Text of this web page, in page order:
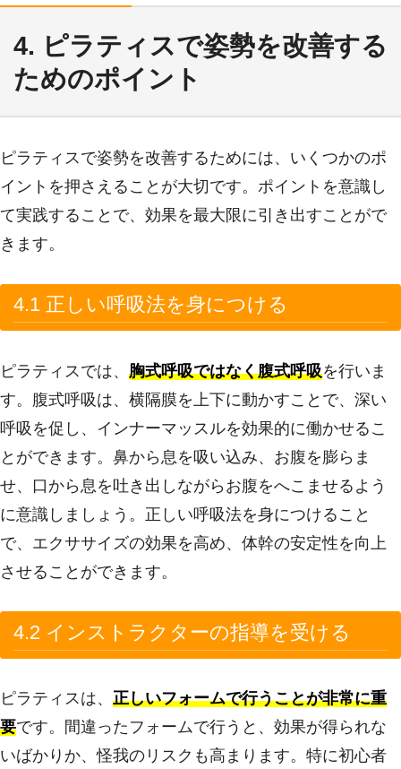
4. ピラティスで姿勢を改善する
ためのポイント
ピラティスで姿勢を改善するためには、いくつかのポ
イントを押さえることが大切です。ポイントを意識し
て実践することで、効果を最大限に引き出すことがで
きます。
4.1 正しい呼吸法を身につける
ピラティスでは、 胸式呼吸ではなく腹式呼吸を行いま
す。腹式呼吸は、横隔膜を上下に動かすことで、深い
呼吸を促し、インナーマッスルを効果的に働かせるこ
とができます。鼻から息を吸い込み、お腹を膨らま
せ、口から息を吐き出しながらお腹をへこませるよう
に意識しましょう。正しい呼吸法を身につけること
で、エクササイズの効果を高め、体幹の安定性を向上
させることができます。
4.2 インストラクターの指導を受ける
ピラティスは、 正しいフォームで行うことが非常に重
要です。間違ったフォームで行うと、効果が得られな
いばかりか、怪我のリスクも高まります。特に初心者